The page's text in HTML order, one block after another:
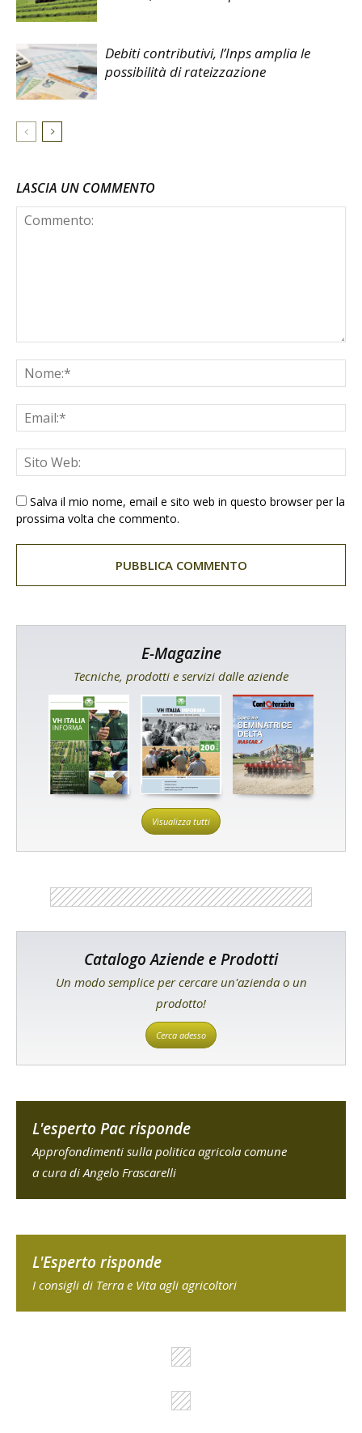
Debiti contributivi, l’Inps amplia le
possibilità di rateizzazione
LASCIA UN COMMENTO
Salva il mio nome, email e sito web in questo browser per la
prossima volta che commento.
E-Magazine
Tecniche, prodotti e servizi dalle aziende
Visualizza tutti
Catalogo Aziende e Prodotti
Un modo semplice per cercare un'azienda o un
prodotto!
Cerca adesso
L'esperto Pac risponde
Approfondimenti sulla politica agricola comune
a cura di Angelo Frascarelli
L'Esperto risponde
I consigli di Terra e Vita agli agricoltori